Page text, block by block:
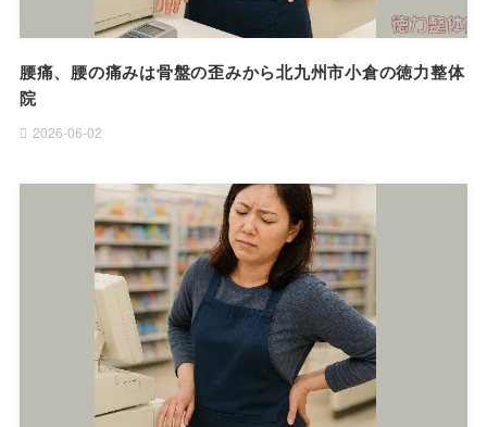
腰痛、腰の痛みは骨盤の歪みから北九州市小倉の徳力整体
院
2026-06-02